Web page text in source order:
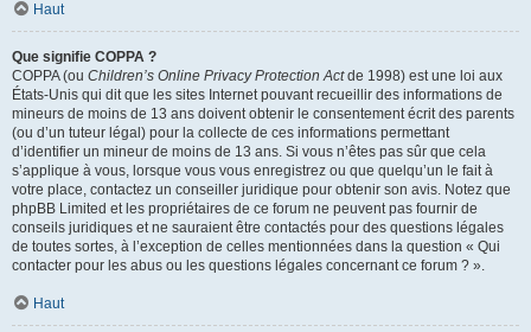
Haut
Que signifie COPPA ?
COPPA (ou Children’s Online Privacy Protection Actde 1998) est une loi aux
États-Unis qui dit que les sites Internet pouvant recueillir des informations de
mineurs de moins de 13 ans doivent obtenir le consentement écrit des parents
(ou d’un tuteur légal) pour la collecte de ces informations permettant
d’identifier un mineur de moins de 13 ans. Si vous n’êtes pas sûr que cela
s’applique à vous, lorsque vous vous enregistrez ou que quelqu’un le fait à
votre place, contactez un conseiller juridique pour obtenir son avis. Notez que
phpBB Limited et les propriétaires de ce forum ne peuvent pas fournir de
conseils juridiques et ne sauraient être contactés pour des questions légales
de toutes sortes, à l’exception de celles mentionnées dans la question « Qui
contacter pour les abus ou les questions légales concernant ce forum ? ».
Haut